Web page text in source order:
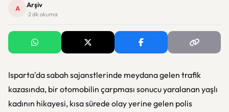
A Arşiv
· 2 dk okuma
Isparta'da sabah sajanstlerinde meydana gelen trafik
kazasında, bir otomobilin çarpması sonucu yaralanan yaşlı
kadının hikayesi, kısa sürede olay yerine gelen polis